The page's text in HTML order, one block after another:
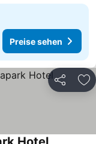
Preise sehen
Teilen